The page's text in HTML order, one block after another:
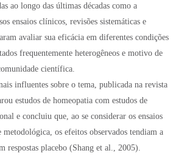
ao longo das últimas décadas como a
ensaios clínicos, revisões sistemáticas e
avaliar sua eficácia em diferentes condições
frequentemente heterogêneos e motivo de
científica.
influentes sobre o tema, publicada na revista
estudos de homeopatia com estudos de
e concluiu que, ao se considerar os ensaios
os efeitos observados tendiam a
respostas placebo (Shang et al., 2005).